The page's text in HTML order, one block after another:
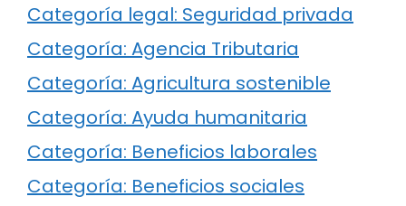
Categoría legal: Seguridad privada
Categoría: Agencia Tributaria
Categoría: Agricultura sostenible
Categoría: Ayuda humanitaria
Categoría: Beneficios laborales
Categoría: Beneficios sociales